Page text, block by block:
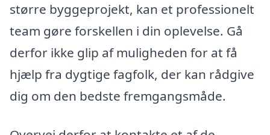
større byggeprojekt, kan et professionelt
team gøre forskellen i din oplevelse. Gå
derfor ikke glip af muligheden for at få
hjælp fra dygtige fagfolk, der kan rådgive
dig om den bedste fremgangsmåde.